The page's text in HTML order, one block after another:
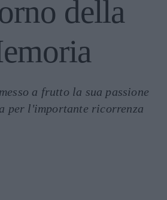
della
a frutto la sua passione
per l'importante ricorrenza